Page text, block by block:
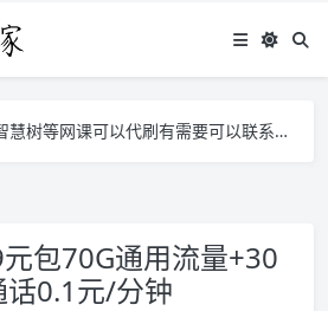
等网课可以代刷有需要可以联系邮箱i@tuzi.la
等网课可以代刷有需要可以联系邮箱i@tuzi.la
包70G通用流量+30
话0.1元/分钟